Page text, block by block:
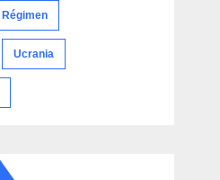
Régimen
Ucrania